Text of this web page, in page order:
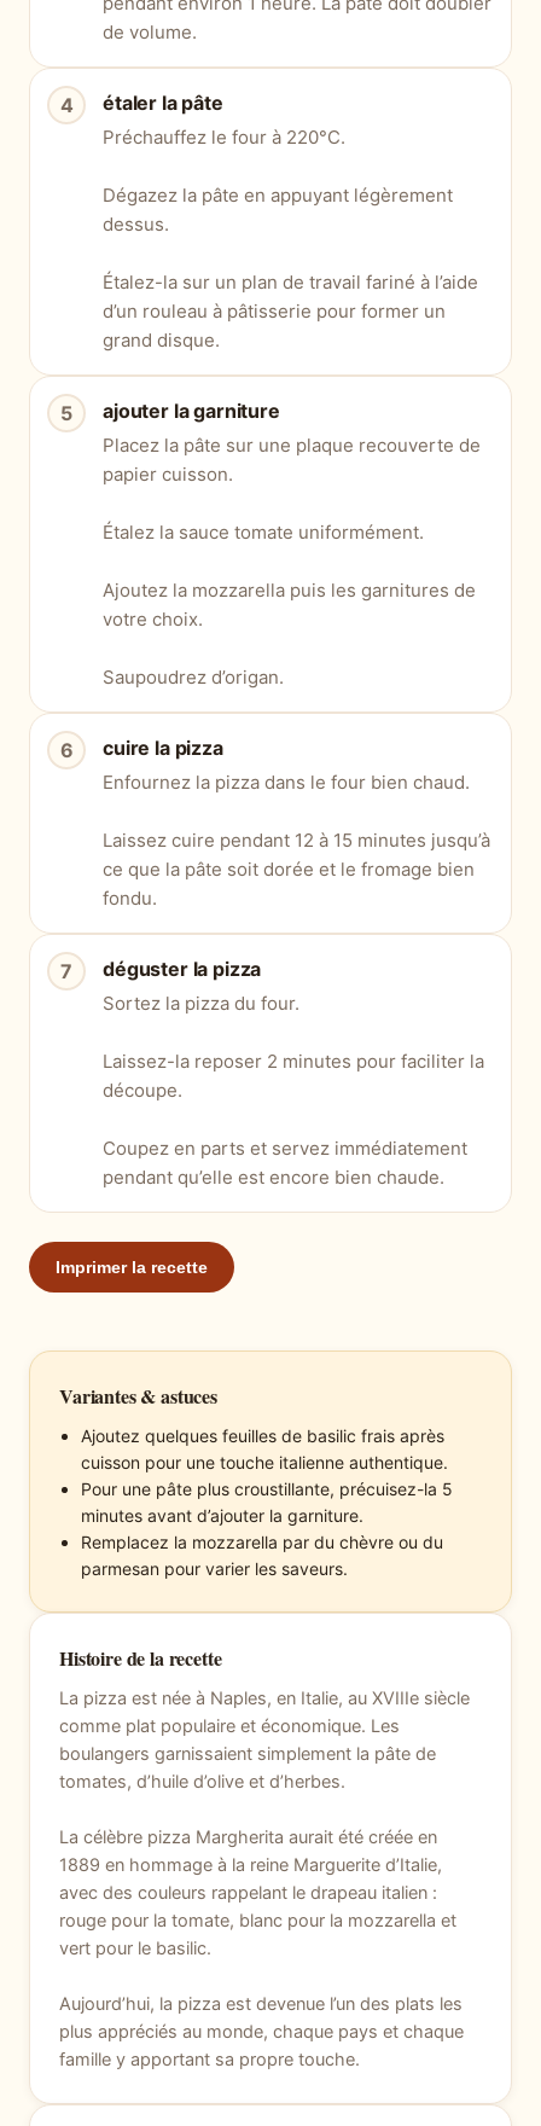
de volume.
étaler la pâte
Préchauffez le four à 220°C.
Dégazez la pâte en appuyant légèrement
dessus.
Étalez-la sur un plan de travail fariné à l’aide
d’un rouleau à pâtisserie pour former un
grand disque.
ajouter la garniture
Placez la pâte sur une plaque recouverte de
papier cuisson.
Étalez la sauce tomate uniformément.
Ajoutez la mozzarella puis les garnitures de
votre choix.
Saupoudrez d’origan.
cuire la pizza
Enfournez la pizza dans le four bien chaud.
Laissez cuire pendant 12 à 15 minutes jusqu’à
ce que la pâte soit dorée et le fromage bien
fondu.
déguster la pizza
Sortez la pizza du four.
Laissez-la reposer 2 minutes pour faciliter la
découpe.
Coupez en parts et servez immédiatement
pendant qu’elle est encore bien chaude.
Imprimer la recette
Variantes & astuces
Ajoutez quelques feuilles de basilic frais après
cuisson pour une touche italienne authentique.
Pour une pâte plus croustillante, précuisez-la 5
minutes avant d’ajouter la garniture.
Remplacez la mozzarella par du chèvre ou du
parmesan pour varier les saveurs.
Histoire de la recette
La pizza est née à Naples, en Italie, au XVIIIe siècle
comme plat populaire et économique. Les
boulangers garnissaient simplement la pâte de
tomates, d’huile d’olive et d’herbes.
La célèbre pizza Margherita aurait été créée en
1889 en hommage à la reine Marguerite d’Italie,
avec des couleurs rappelant le drapeau italien :
rouge pour la tomate, blanc pour la mozzarella et
vert pour le basilic.
Aujourd’hui, la pizza est devenue l’un des plats les
plus appréciés au monde, chaque pays et chaque
famille y apportant sa propre touche.